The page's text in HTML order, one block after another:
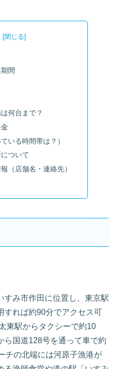
間
何台まで？
いる時間帯は？）
ついて
（店舗名・連絡先）
すみ市作田に位置し、東京駅
すれば約90分でアクセス可
東駅からタクシーで約10
ら国道128号を通って車で約
チの北端には河原子漁港が